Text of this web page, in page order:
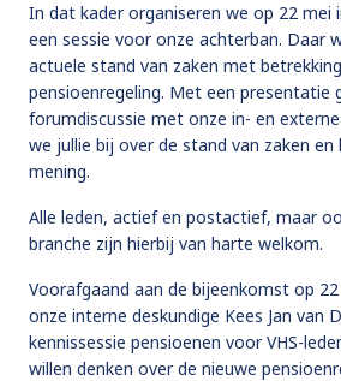
In dat kader organiseren we op 22 mei
een sessie voor onze achterban. Daar
actuele stand van zaken met
pensioenregeling. Met een presentatie
forumdiscussie met onze in- en
we jullie bij over de stand van zaken en
mening.
Alle leden, actief en postactief, maar
branche zijn hierbij van harte welkom.
Voorafgaand aan de bijeenkomst op
onze interne deskundige Kees Jan van
kennissessie pensioenen voor VHS-
willen denken over de nieuwe